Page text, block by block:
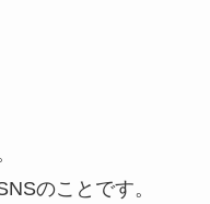
のことです。